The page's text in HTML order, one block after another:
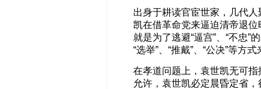
出身于耕读官宦世家，几代
凯在借革命党来逼迫清帝退
就是为了逃避“逼宫”、“不忠
“选举”、“推戴”、“公决”等方
在孝道问题上，袁世凯无可
允许，袁世凯必定晨昏定省